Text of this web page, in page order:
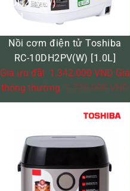
10DH2PV(W)
[1.0L]
ĐÃ BÁN HẾT
Nồi cơm điện tử Toshiba
RC-10DH2PV(W) [1.0L]
Giá ưu đãi 1.342.000 VND Giá
thông thường 1.720.000 VND